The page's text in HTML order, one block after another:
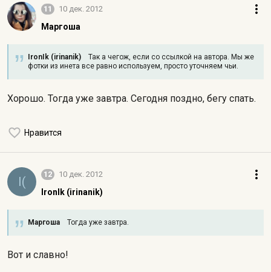
11 10 дек. 2012
Маргоша
IronIk (irinanik) Так а чегож, если со ссылкой на автора. Мы же
фотки из инета все равно используем, просто уточняем чьи.
Хорошо. Тогда уже завтра. Сегодня поздно, бегу спать.
Нравится
I( 12 10 дек. 2012
IronIk (irinanik)
Маргоша Тогда уже завтра.
Вот и славно!